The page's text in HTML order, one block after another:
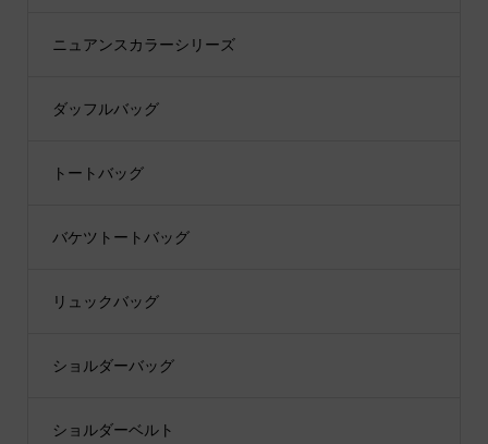
ニュアンスカラーシリーズ
ダッフルバッグ
トートバッグ
バケツトートバッグ
リュックバッグ
ショルダーバッグ
ショルダーベルト